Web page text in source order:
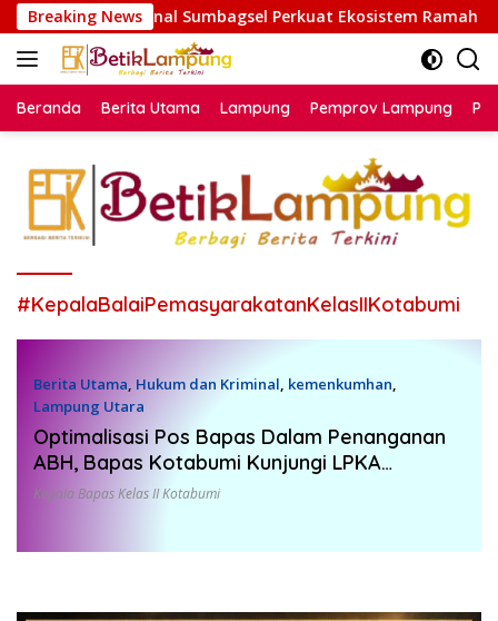
Langsung
ke
konten
Breaking News
Regional Sumbagsel Perkuat Ekosistem Ramah Anak
Beranda Berita Utama Lampung Pemprov Lampung
#KepalaBalaiPemasyarakatanKelasIIKotabumi
Berita Utama, Hukum dan Kriminal, kemenkumhan,
Lampung Utara
19 Juli 2022
Optimalisasi Pos Bapas Dalam Penanganan
ABH, Bapas Kotabumi Kunjungi LPKA
Bandarlampung
Kepala Bapas Kelas II Kotabumi